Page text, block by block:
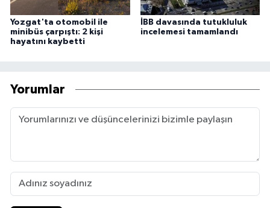
Yozgat'ta otomobil ile
minibüs çarpıştı: 2 kişi
hayatını kaybetti
İBB davasında tutukluluk
incelemesi tamamlandı
Yorumlar